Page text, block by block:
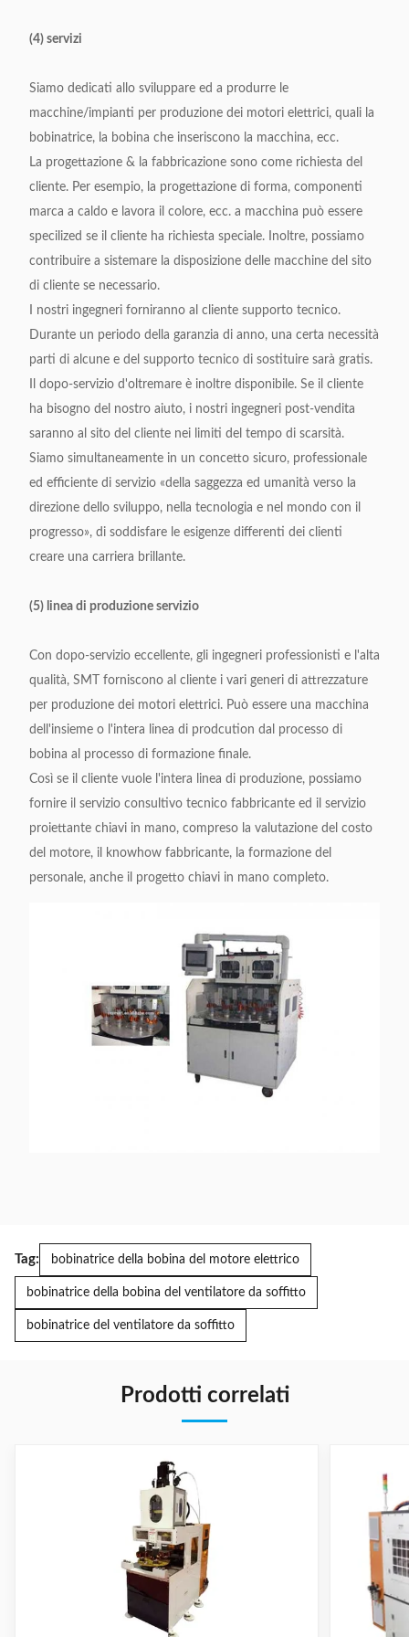
(4) servizi
Siamo dedicati allo sviluppare ed a produrre le
macchine/impianti per produzione dei motori elettrici, quali la
bobinatrice, la bobina che inseriscono la macchina, ecc.
La progettazione & la fabbricazione sono come richiesta del
cliente. Per esempio, la progettazione di forma, componenti
marca a caldo e lavora il colore, ecc. a macchina può essere
specilized se il cliente ha richiesta speciale. Inoltre, possiamo
contribuire a sistemare la disposizione delle macchine del sito
di cliente se necessario.
I nostri ingegneri forniranno al cliente supporto tecnico.
Durante un periodo della garanzia di anno, una certa necessità
parti di alcune e del supporto tecnico di sostituire sarà gratis.
Il dopo-servizio d'oltremare è inoltre disponibile. Se il cliente
ha bisogno del nostro aiuto, i nostri ingegneri post-vendita
saranno al sito del cliente nei limiti del tempo di scarsità.
Siamo simultaneamente in un concetto sicuro, professionale
ed efficiente di servizio «della saggezza ed umanità verso la
direzione dello sviluppo, nella tecnologia e nel mondo con il
progresso», di soddisfare le esigenze differenti dei clienti
creare una carriera brillante.
(5) linea di produzione servizio
Con dopo-servizio eccellente, gli ingegneri professionisti e l'alta
qualità, SMT forniscono al cliente i vari generi di attrezzature
per produzione dei motori elettrici. Può essere una macchina
dell'insieme o l'intera linea di prodcution dal processo di
bobina al processo di formazione finale.
Così se il cliente vuole l'intera linea di produzione, possiamo
fornire il servizio consultivo tecnico fabbricante ed il servizio
proiettante chiavi in mano, compreso la valutazione del costo
del motore, il knowhow fabbricante, la formazione del
personale, anche il progetto chiavi in mano completo.
Tag: bobinatrice della bobina del motore elettrico
bobinatrice della bobina del ventilatore da soffitto
bobinatrice del ventilatore da soffitto
Prodotti correlati